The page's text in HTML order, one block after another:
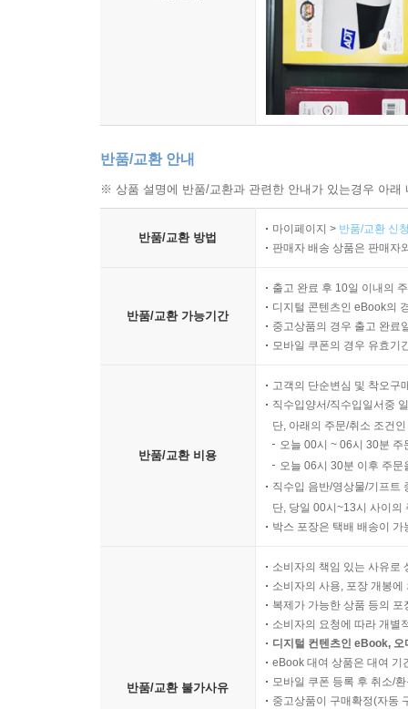
반품/교환 안내
※ 상품 설명에 반품/교환과 관련한 안내가 있는경우 아
반품/교환 방법
마이페이지 > 반품/교환 신
판매자 배송 상품은 판매자
반품/교환 가능기간
출고 완료 후 10일 이내의
디지털 콘텐츠인 eBook의
중고상품의 경우 출고 완료
모바일 쿠폰의 경우 유효기
반품/교환 비용
고객의 단순변심 및 착오구
직수입양서/직수입일서중
단, 아래의 주문/취소 조건
오늘 00시 ~ 06시 30분
오늘 06시 30분 이후 주
직수입 음반/영상물/기프트
단, 당일 00시~13시 사이의
박스 포장은 택배 배송이
반품/교환 불가사유
소비자의 책임 있는 사유로
소비자의 사용, 포장 개봉
복제가 가능한 상품 등의
소비자의 요청에 따라 개별
디지털 컨텐츠인 eBook,
eBook 대여 상품은 대여 기
모바일 쿠폰 등록 후 취소/
중고상품이 구매확정(자동